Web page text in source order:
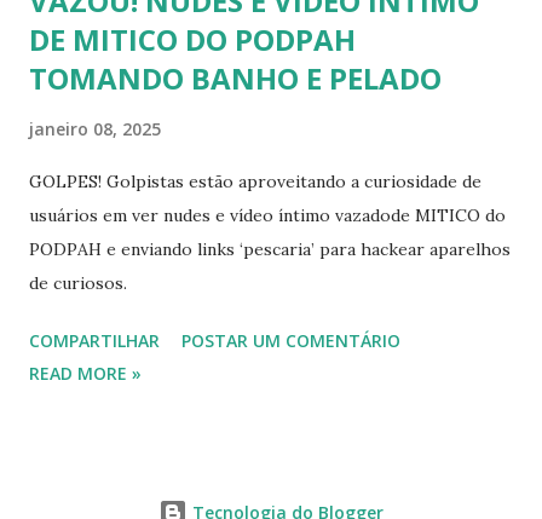
DE MITICO DO PODPAH
TOMANDO BANHO E PELADO
janeiro 08, 2025
GOLPES! Golpistas estão aproveitando a curiosidade de
usuários em ver nudes e vídeo íntimo vazadode MITICO do
PODPAH e enviando links ‘pescaria’ para hackear aparelhos
de curiosos.
COMPARTILHAR
POSTAR UM COMENTÁRIO
READ MORE »
Tecnologia do Blogger